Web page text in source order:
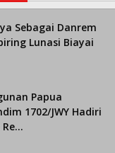
Sebagai Danrem
Lunasi Biayai
Papua
1702/JWY Hadiri
Re…